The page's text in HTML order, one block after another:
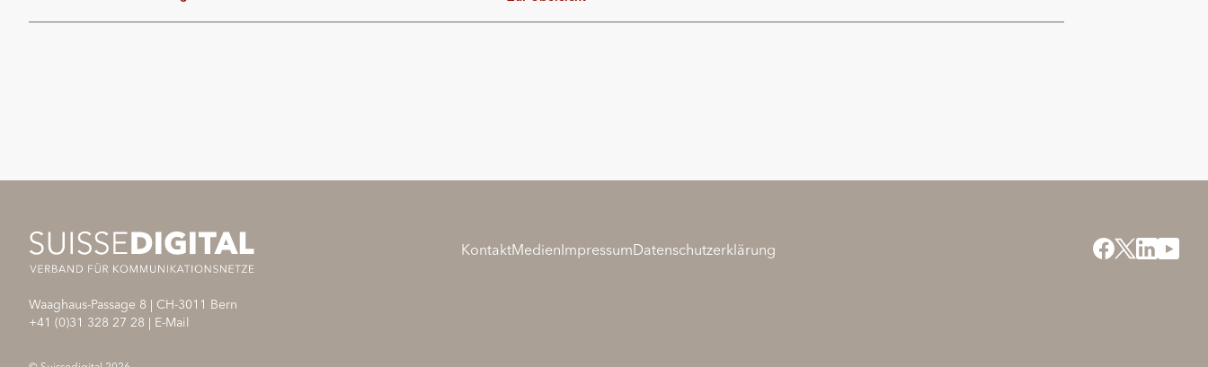
Waaghaus-Passage 8 | CH-3011 Bern
+41 (0)31 328 27 28 | E-Mail
KontaktMedienImpressumDatenschutzerklärung